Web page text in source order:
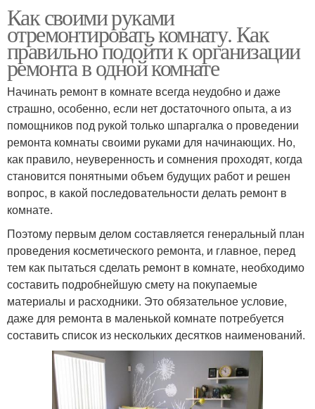
Как своими руками
отремонтировать комнату. Как
правильно подойти к организации
ремонта в одной комнате
Начинать ремонт в комнате всегда неудобно и даже
страшно, особенно, если нет достаточного опыта, а из
помощников под рукой только шпаргалка о проведении
ремонта комнаты своими руками для начинающих. Но,
как правило, неуверенность и сомнения проходят, когда
становится понятными объем будущих работ и решен
вопрос, в какой последовательности делать ремонт в
комнате.
Поэтому первым делом составляется генеральный план
проведения косметического ремонта, и главное, перед
тем как пытаться сделать ремонт в комнате, необходимо
составить подробнейшую смету на покупаемые
материалы и расходники. Это обязательное условие,
даже для ремонта в маленькой комнате потребуется
составить список из нескольких десятков наименований.